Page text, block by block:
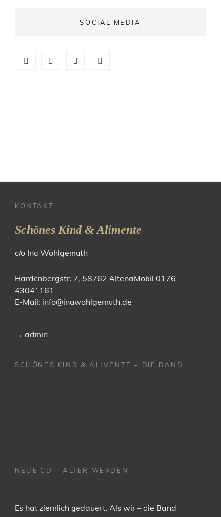
SOCIAL MEDIA
facebookYouTube instagram
KONTAKT
Schönes Kind & Alimente
c/o Ina Wohlgemuth
Hardenbergstr. 7, 58762 AltenaMobil 0176 –
43041161
E-Mail: info@inawohlgemuth.de
→ admin
SCHÖNES KIND & ALIMENTE – DIE BAND
NEUE CD – ÄLTER WERDEN
Es hat ziemlich gedauert. Als wir – die Band